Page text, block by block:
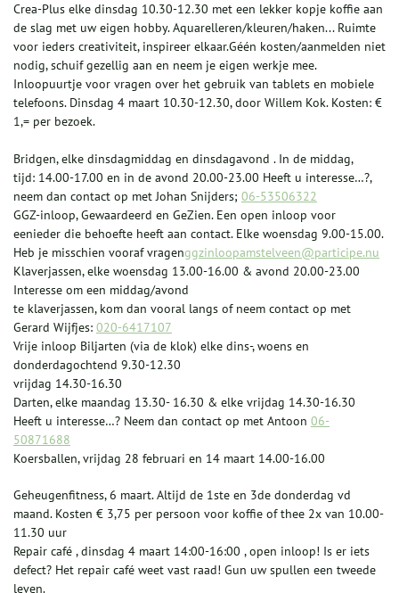
Crea-Plus elke dinsdag 10.30-12.30 met een lekker kopje koffie aan
de slag met uw eigen hobby. Aquarelleren/kleuren/haken... Ruimte
voor ieders creativiteit, inspireer elkaar.Géén kosten/aanmelden niet
nodig, schuif gezellig aan en neem je eigen werkje mee.
Inloopuurtje voor vragen over het gebruik van tablets en mobiele
telefoons. Dinsdag 4 maart 10.30-12.30, door Willem Kok. Kosten: €
1,= per bezoek.
Bridgen, elke dinsdagmiddag en dinsdagavond . In de middag,
tijd: 14.00-17.00 en in de avond 20.00-23.00 Heeft u interesse…?,
neem dan contact op met Johan Snijders; 06-53506322
GGZ-inloop, Gewaardeerd en GeZien. Een open inloop voor
eenieder die behoefte heeft aan contact. Elke woensdag 9.00-15.00.
Heb je misschien vooraf vragenggzinloopamstelveen@participe.nu
Klaverjassen, elke woensdag 13.00-16.00 & avond 20.00-23.00
Interesse om een middag/avond
te klaverjassen, kom dan vooral langs of neem contact op met
Gerard Wijfjes: 020-6417107
Vrije inloop Biljarten (via de klok) elke dins-, woens en
donderdagochtend 9.30-12.30
vrijdag 14.30-16.30
Darten, elke maandag 13.30- 16.30 & elke vrijdag 14.30-16.30
Heeft u interesse…? Neem dan contact op met Antoon 06-
50871688
Koersballen, vrijdag 28 februari en 14 maart 14.00-16.00
Geheugenfitness, 6 maart. Altijd de 1ste en 3de donderdag vd
maand. Kosten € 3,75 per persoon voor koffie of thee 2x van 10.00-
11.30 uur
Repair café , dinsdag 4 maart 14:00-16:00 , open inloop! Is er iets
defect? Het repair café weet vast raad! Gun uw spullen een tweede
leven.